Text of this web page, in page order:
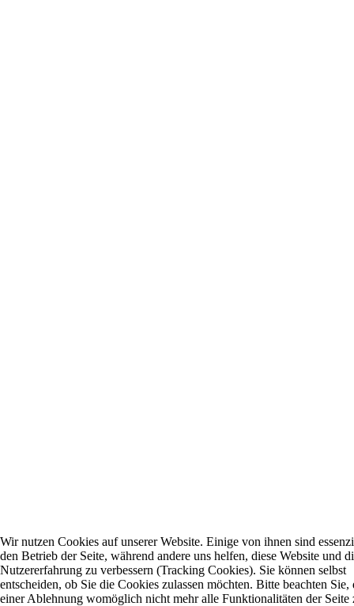
Wir nutzen Cookies auf unserer Website. Einige von ihnen sind
den Betrieb der Seite, während andere uns helfen, diese Website und
Nutzererfahrung zu verbessern (Tracking Cookies). Sie können selbst
entscheiden, ob Sie die Cookies zulassen möchten. Bitte beachten Sie,
einer Ablehnung womöglich nicht mehr alle Funktionalitäten der Seite